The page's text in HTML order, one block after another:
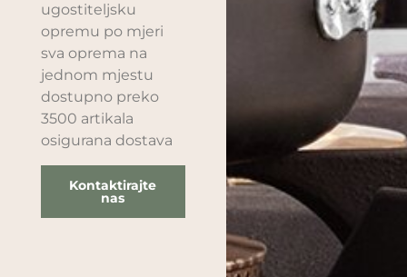
ugostiteljsku
opremu po mjeri
sva oprema na
jednom mjestu
dostupno preko
3500 artikala
osigurana dostava
Kontaktirajte
nas